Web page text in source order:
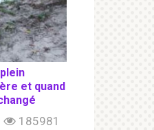
et quand
185981